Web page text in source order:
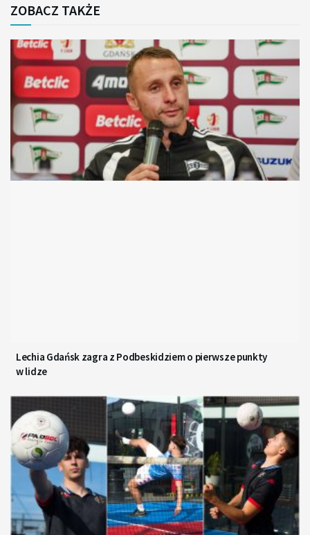
ZOBACZ TAKŻE
Lechia Gdańsk zagra z Podbeskidziem o pierwsze punkty
w lidze